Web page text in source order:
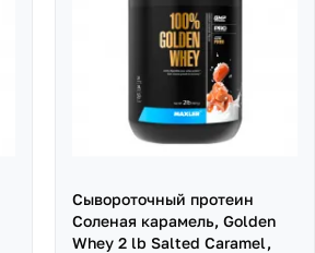
Сывороточный протеин
Соленая карамель, Golden
Whey 2 lb Salted Caramel,